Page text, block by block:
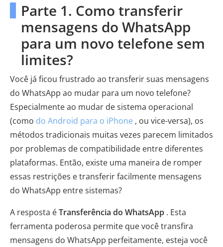
Parte 1. Como transferir
mensagens do WhatsApp
para um novo telefone sem
limites?
Você já ficou frustrado ao transferir suas mensagens
do WhatsApp ao mudar para um novo telefone?
Especialmente ao mudar de sistema operacional
(como do Android para o iPhone , ou vice-versa), os
métodos tradicionais muitas vezes parecem limitados
por problemas de compatibilidade entre diferentes
plataformas. Então, existe uma maneira de romper
essas restrições e transferir facilmente mensagens
do WhatsApp entre sistemas?
A resposta éTransferência do WhatsApp . Esta
ferramenta poderosa permite que você transfira
mensagens do WhatsApp perfeitamente, esteja você